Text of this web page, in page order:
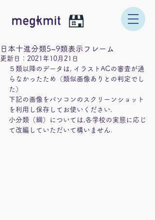
日本十進分類5~9類表示フレーム
更新日： 2021年10月21日
５類以降のデータは, イラストACの審査が通
らなかったため（類似画像ありとの判定でし
た）
下記の画像をパソコンのスクリーンショット
を利用し保存してお使いください.
小分類（綱）については,各学校の実態に応じ
て改編していただいて構いません.